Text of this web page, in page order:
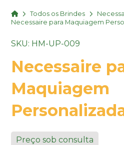
HomeTodos os Brindes
Necessaire para Maquiagem
SKU: HM-UP-009
Necessaire
Maquiagem
Preço sob consulta